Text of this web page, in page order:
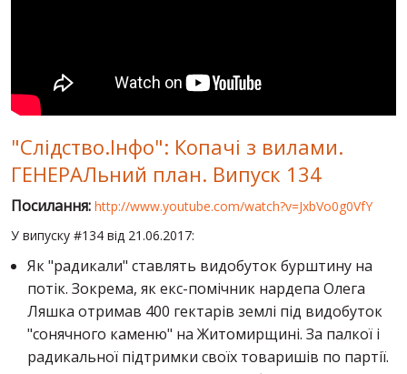
ПУБЛІЧНІ ЛЮДИ
РОСІЙСЬКО-УКРАЇНСЬКА ВІЙНА
"WINTER ON FIRE"
ХРОНОЛОГІЯ ЄВРОМАЙДАНУ
"Слідство.Інфо": Копачі з вилами.
ГЕНЕРАЛьний план. Випуск 134
Посилання: http://www.youtube.com/watch?v=JxbVo0g0VfY
У випуску #134 від 21.06.2017:
Як "радикали" ставлять видобуток бурштину на
потік. Зокрема, як екс-помічник нардепа Олега
Ляшка отримав 400 гектарів землі під видобуток
"сонячного каменю" на Житомирщині. За палкої і
радикальної підтримки своїх товаришів по партії.